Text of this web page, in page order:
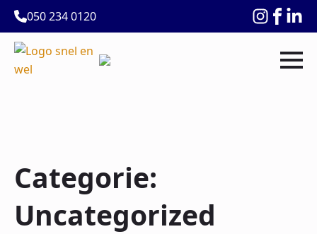
050 234 0120
Categorie:
Uncategorized